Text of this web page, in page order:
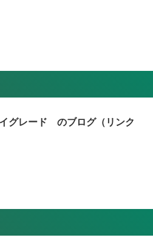
レード のブログ（リンク